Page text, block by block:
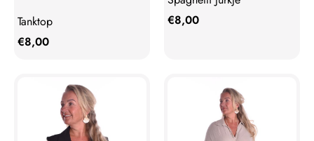
Tanktop
€8,00
€8,00